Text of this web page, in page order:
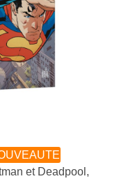
et Deadpool,